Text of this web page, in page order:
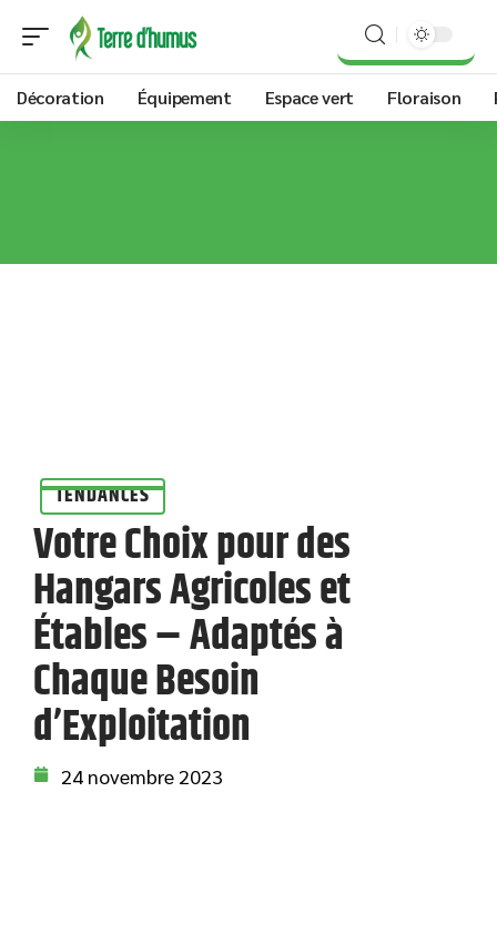
Décoration Équipement Espace vert Floraison
TENDANCES
Votre Choix pour des
Hangars Agricoles et
Étables – Adaptés à
Chaque Besoin
d’Exploitation
24 novembre 2023